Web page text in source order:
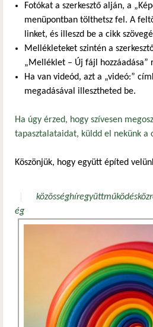
Fotókat a szerkesztő alján, a
menüpontban tölthetsz fel. A
linket, és illeszd be a cikk
Mellékleteket szintén a
„Melléklet – Új fájl hozzáadása”
Ha van videód, azt a „videó:”
megadásával illesztheted be.
Ha úgy érzed, hogy szívesen
tapasztalataidat, küldd el nekünk a
Köszönjük, hogy együtt építed
közösséghíregyüttműködés
ég